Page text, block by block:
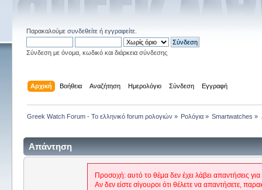
Παρακαλούμε συνδεθείτεή εγγραφείτε.
Σύνδεση με όνομα, κωδικό και διάρκεια σύνδεσης
Αρχική Βοήθεια Αναζήτηση Ημερολόγιο Σύνδεση Εγγραφή
Greek Watch Forum - Το ελληνικό forum ρολογιών » Ρολόγια » Smartwatches »
Απάντηση
Προσοχή: αυτό το θέμα δεν έχει λάβει απαντήσεις
Αν δεν είστε σίγουροι ότι θέλετε να απαντήσετε,